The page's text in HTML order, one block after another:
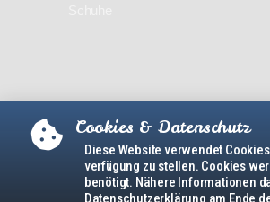
Cookies & Datenschutz
Diese Website verwendet
verfügung zu stellen. Cookies
benötigt. Nähere Informationen
Datenschutzerklärung am Ende